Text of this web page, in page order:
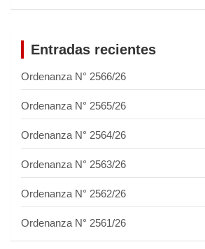
Entradas recientes
Ordenanza N° 2566/26
Ordenanza N° 2565/26
Ordenanza N° 2564/26
Ordenanza N° 2563/26
Ordenanza N° 2562/26
Ordenanza N° 2561/26